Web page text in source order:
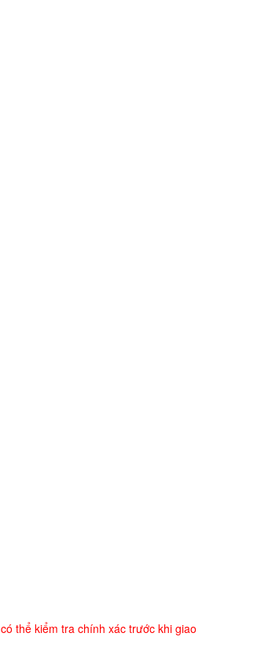
thể kiểm tra chính xác trước khi giao